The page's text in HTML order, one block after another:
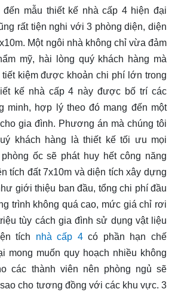
mẫu thiết kế nhà cấp 4 hiện đại
rất tiện nghi với 3 phòng diện, diện
Một ngôi nhà không chỉ vừa đảm
mỹ, hài lòng quý khách hàng mà
kiệm được khoản chi phí lớn trong
kế nhà cấp 4 này được bố trí các
minh, hợp lý theo đó mang đến một
gia đình. Phương án mà chúng tôi
khách hàng là thiết kế tối ưu mọi
ốc sẽ phát huy hết công năng
tích đất 7x10m và diện tích xây dựng
giới thiệu ban đầu, tổng chi phí đầu
trình không quá cao, mức giá chỉ rơi
tùy cách gia đình sử dụng vật liệu
tích nhà cấp 4có phần hạn chế
mong muốn quy hoạch nhiều không
các thành viên nên phòng ngủ sẽ
cho tương đồng với các khu vực. 3